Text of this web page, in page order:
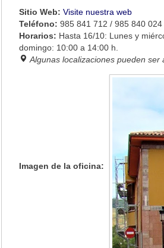
Sitio Web: Visite nuestra web
Teléfono: 985 841 712 / 985 840 024
Horarios: Hasta 16/10: Lunes y
domingo: 10:00 a 14:00 h.
Algunas localizaciones pueden ser
Imagen de la oficina: